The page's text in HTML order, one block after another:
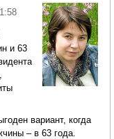
и 63
вариант, когда
– в 63 года.